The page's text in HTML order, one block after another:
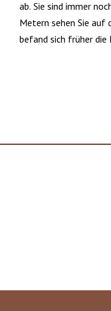
ab. Sie sind immer
Metern sehen Sie auf
befand sich früher